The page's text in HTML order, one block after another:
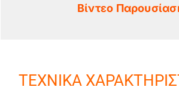
Βίντεο
ΤΕΧΝΙΚΑ